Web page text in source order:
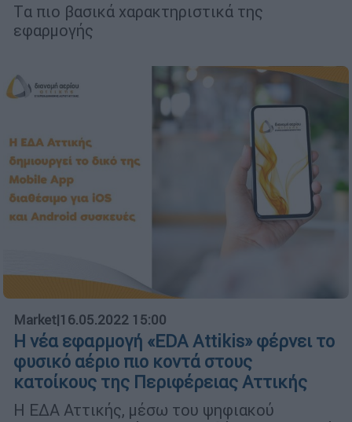
Tα πιο βασικά χαρακτηριστικά της
εφαρμογής
Market|16.05.2022 15:00
Η νέα εφαρμογή «EDA Attikis» φέρνει το
φυσικό αέριο πιο κοντά στους
κατοίκους της Περιφέρειας Αττικής
Η ΕΔΑ Αττικής, μέσω του ψηφιακού